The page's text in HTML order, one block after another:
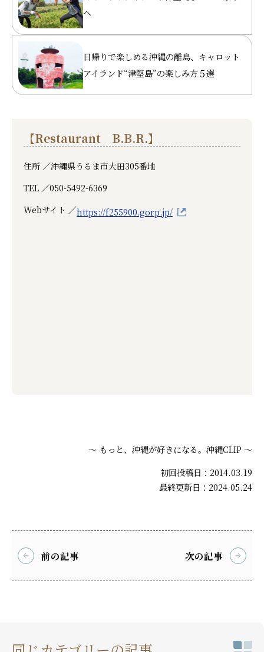
へ
日帰りで楽しめる沖縄の離島、キャロット
アイランド“津堅島”の楽しみ方５選
【Restaurant B.B.R.】
住所 ／沖縄県うるま市大田305番地
TEL ／050-5492-6369
Webサイト ／https://f255900.gorp.jp/
～ もっと、沖縄が好きになる。沖縄CLIP ～
初回投稿日：2014.03.19
最終更新日：2024.05.24
前の記事 次の記事